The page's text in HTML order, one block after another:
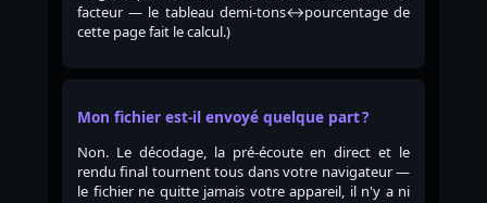
facteur — le tableau demi-tons↔pourcentage de
cette page fait le calcul.)
Mon fichier est-il envoyé quelque part ?
Non. Le décodage, la pré-écoute en direct et le
rendu final tournent tous dans votre navigateur —
le fichier ne quitte jamais votre appareil, il n'y a ni